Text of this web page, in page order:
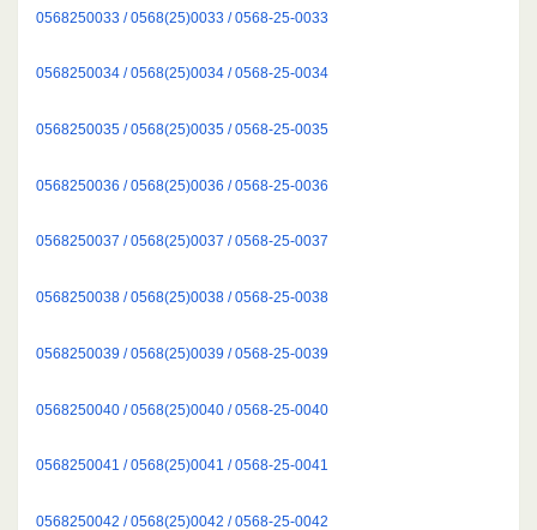
0568250033 / 0568(25)0033 / 0568-25-0033
0568250034 / 0568(25)0034 / 0568-25-0034
0568250035 / 0568(25)0035 / 0568-25-0035
0568250036 / 0568(25)0036 / 0568-25-0036
0568250037 / 0568(25)0037 / 0568-25-0037
0568250038 / 0568(25)0038 / 0568-25-0038
0568250039 / 0568(25)0039 / 0568-25-0039
0568250040 / 0568(25)0040 / 0568-25-0040
0568250041 / 0568(25)0041 / 0568-25-0041
0568250042 / 0568(25)0042 / 0568-25-0042